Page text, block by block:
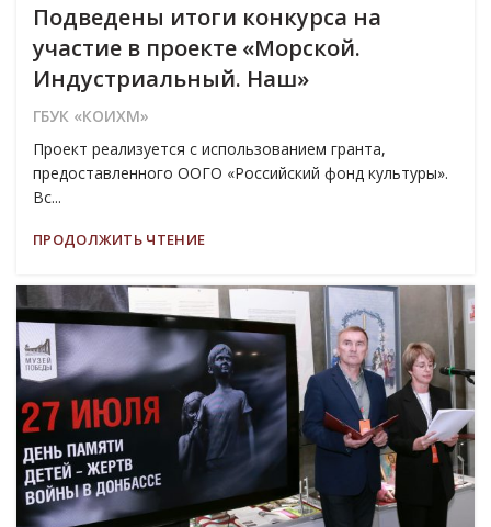
Подведены итоги конкурса на
участие в проекте «Морской.
Индустриальный. Наш»
ГБУК «КОИХМ»
Проект реализуется с использованием гранта,
предоставленного ООГО «Российский фонд культуры».
Вс...
ПРОДОЛЖИТЬ ЧТЕНИЕ
27
ИЮЛ